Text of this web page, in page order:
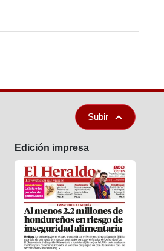
Subir
Edición impresa